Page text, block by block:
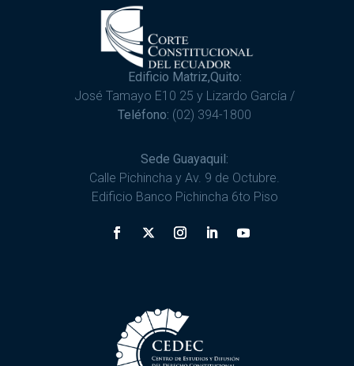
Edificio Matriz,Quito:
José Tamayo E10 25 y Lizardo García /
Teléfono: (02) 394-1800
Sede Guayaquil:
Calle Pichincha y Av. 9 de Octubre.
Edificio Banco Pichincha 6to Piso